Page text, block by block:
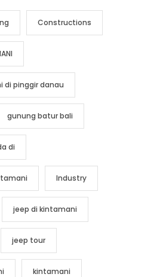
Constructions
di pinggir danau
gunung batur bali
di
Industry
jeep di kintamani
jeep tour
kintamani